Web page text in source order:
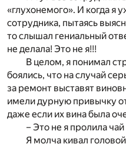
«глухонемого». И когда я
сотрудника, пытаясь
то слышал гениальный
не делала! Это не я!!!
В целом, я понимал
боялись, что на случай
за ремонт выставят
имели дурную привычку
даже если их вина была
– Это не я пролила
Я молча кивал